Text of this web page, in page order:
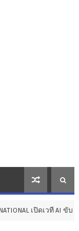
เวที AI ขับเคลื่อนนวัตก